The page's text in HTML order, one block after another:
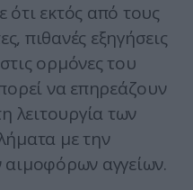
εκτός από τους
πιθανές εξηγήσεις
ορμόνες του
να επηρεάζουν
λειτουργία των
με την
αγγείων.